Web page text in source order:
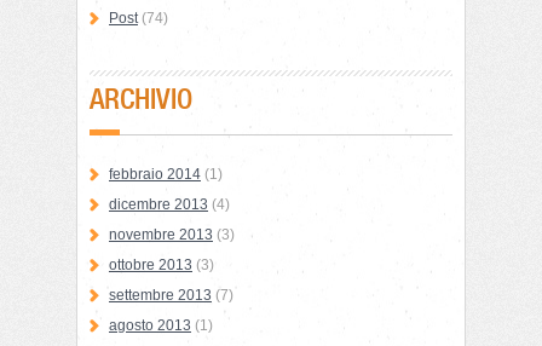
Post(74)
ARCHIVIO
febbraio 2014 (1)
dicembre 2013 (4)
novembre 2013 (3)
ottobre 2013 (3)
settembre 2013 (7)
agosto 2013 (1)